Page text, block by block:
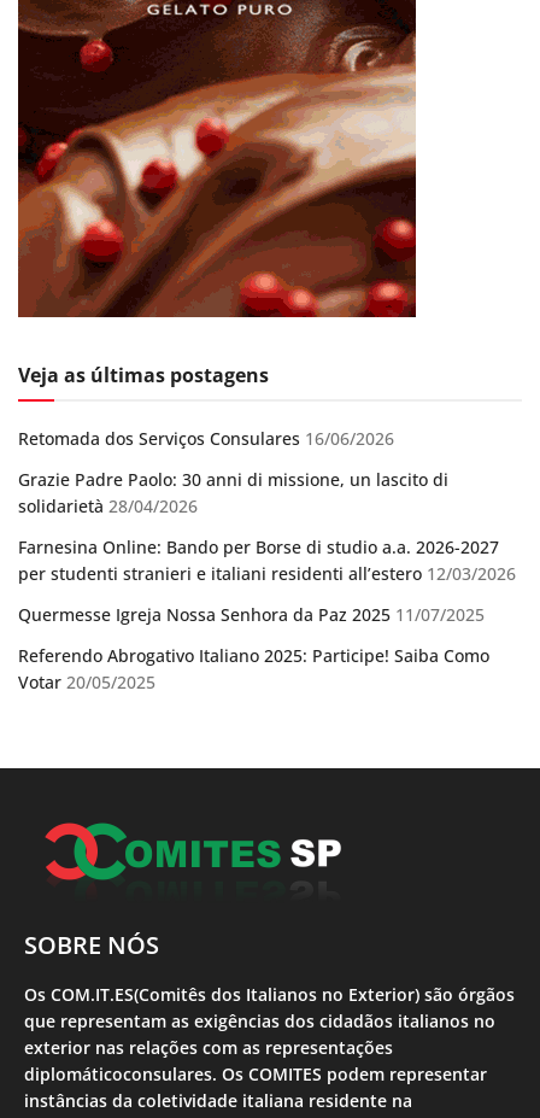
Veja as últimas postagens
Retomada dos Serviços Consulares 16/06/2026
Grazie Padre Paolo: 30 anni di missione, un lascito di
solidarietà 28/04/2026
Farnesina Online: Bando per Borse di studio a.a. 2026-2027
per studenti stranieri e italiani residenti all’estero 12/03/2026
Quermesse Igreja Nossa Senhora da Paz 2025 11/07/2025
Referendo Abrogativo Italiano 2025: Participe! Saiba Como
Votar 20/05/2025
SOBRE NÓS
Os COM.IT.ES(Comitês dos Italianos no Exterior) são órgãos
que representam as exigências dos cidadãos italianos no
exterior nas relações com as representações
diplomáticoconsulares. Os COMITES podem representar
instâncias da coletividade italiana residente na